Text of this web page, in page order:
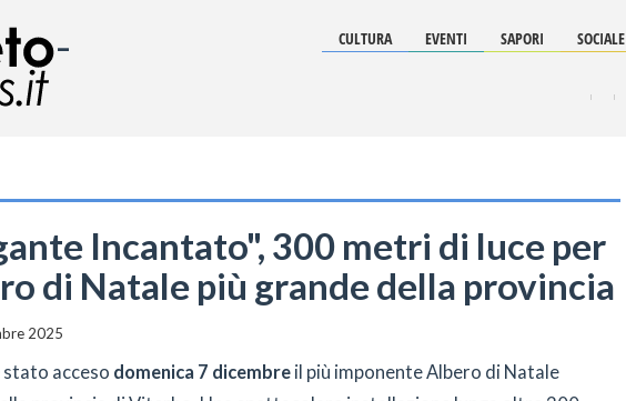
- CULTURA EVENTI SAPORI SOCIALE
Incantato", 300 metri di luce per
di Natale più grande della provincia
2025
stato acceso domenica 7 dicembreil più imponente Albero di Natale